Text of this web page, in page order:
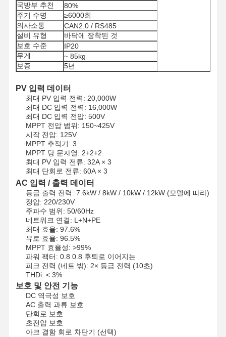
홈 제품 소개
품질 관리 연락처
국방부 추천
80%
주기 수명
≥6000회
의사소통
CAN2.0 / RS485
설비 유형
바닥에 장착된 것
보호 수준
IP20
무게
~ 85kg
보증
5년
PV 입력 데이터
최대 PV 입력 전력: 20,000W
최대 DC 입력 전력: 16,000W
최대 DC 입력 전압: 500V
MPPT 전압 범위: 150~425V
시작 전압: 125V
MPPT 추적기: 3
MPPT 당 문자열: 2+2+2
최대 PV 입력 전류: 32A × 3
최대 단회로 전류: 60A × 3
AC 입력 / 출력 데이터
등급 출력 전력: 7.6kW / 8kW / 10kW / 12kW (모델에 따라)
정압: 220/230V
주파수 범위: 50/60Hz
네트워크 연결: L+N+PE
최대 효율: 97.6%
유로 효율: 96.5%
MPPT 효율성: >99%
파워 팩터: 0.8 0.8 후퇴로 이어지는
피크 전력 (네트 밖): 2× 등급 전력 (10초)
THDi: < 3%
보호 및 안전 기능
DC 역극성 보호
AC 출력 과류 보호
단회로 보호
초전압 보호
아크 결함 회로 차단기 (선택)